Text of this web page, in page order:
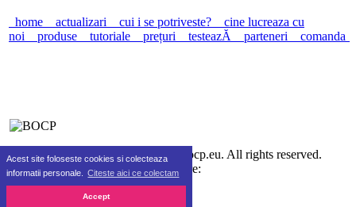
Acest site foloseste cookies si colecteaza
informatii personale.
Citeste aici ce colectam
Accept
home actualizari cui i se potriveste?
cine lucreaza cu
noi
produse tutoriale prețuri testeazĂ parteneri comanda
©2010-2026 SC Real Life SRL bocp.eu. All rights reserved.
Gazduire: